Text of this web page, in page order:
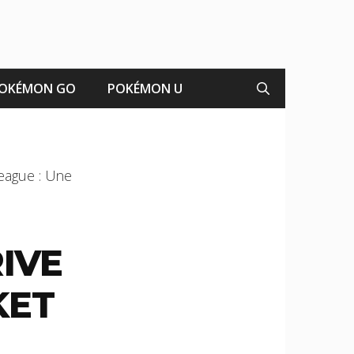
GO POKÉMON U
: Une